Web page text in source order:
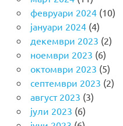
февруари 2024(10)
јануари 2024(4)
декември 2023 (2)
ноември 2023 (6)
октомври 2023 (5)
септември 2023 (2)
август 2023 (3)
јули 2023 (6)